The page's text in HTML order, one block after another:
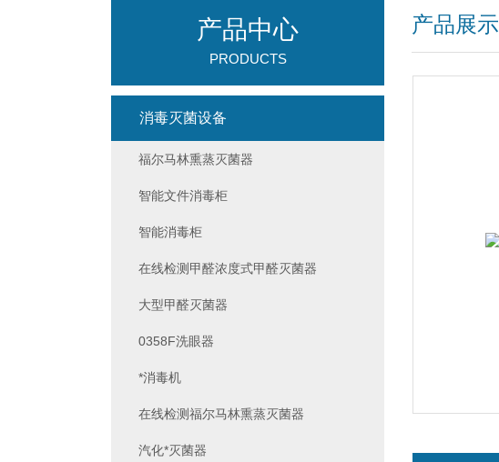
产品展示
产品中心
PRODUCTS
消毒灭菌设备
福尔马林熏蒸灭菌器
智能文件消毒柜
智能消毒柜
在线检测甲醛浓度式甲醛灭菌器
大型甲醛灭菌器
0358F洗眼器
*消毒机
在线检测福尔马林熏蒸灭菌器
汽化*灭菌器